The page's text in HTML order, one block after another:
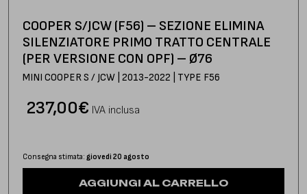
COOPER S/JCW (F56) – SEZIONE ELIMINA
SILENZIATORE PRIMO TRATTO CENTRALE
(PER VERSIONE CON OPF) – Ø76
MINI COOPER S / JCW | 2013-2022 | TYPE F56
€
237,00 IVA inclusa
Consegna stimata: giovedì 20 agosto
AGGIUNGI AL CARRELLO